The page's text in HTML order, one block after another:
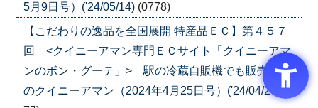
5月9日号）('24/05/14) (0778)
【こだわりの逸品を全国展開 特産品ＥＣ】第４５７
回 <クイニーアマン専門ＥＣサイト「クイニーアマ
ンのボン・グーテ」> 駅の冷蔵自販機でも販売人気
のクイニーアマン（2024年4月25日号）('24/04/26)(07